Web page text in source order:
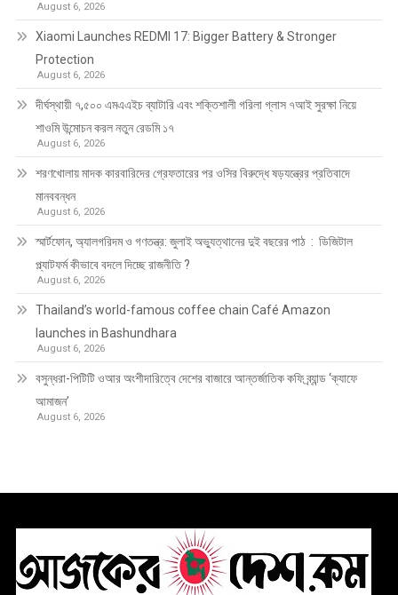
August 6, 2026
Xiaomi Launches REDMI 17: Bigger Battery & Stronger
Protection
August 6, 2026
দীর্ঘস্থায়ী ৭,৫০০ এমএএইচ ব্যাটারি এবং শক্তিশালী গরিলা গ্লাস ৭আই সুরক্ষা নিয়ে
শাওমি উন্মোচন করল নতুন রেডমি ১৭
August 6, 2026
শরণখোলায় মাদক কারবারিদের গ্রেফতারের পর ওসির বিরুদ্ধে ষড়যন্ত্রের প্রতিবাদে
মানববন্ধন
August 6, 2026
স্মার্টফোন, অ্যালগরিদম ও গণতন্ত্র: জুলাই অভ্যুত্থানের দুই বছরের পাঠ : ডিজিটাল
প্ল্যাটফর্ম কীভাবে বদলে দিচ্ছে রাজনীতি ?
August 6, 2026
Thailand’s world-famous coffee chain Café Amazon
launches in Bashundhara
August 6, 2026
বসুন্ধরা-পিটিটি ওআর অংশীদারিত্বে দেশের বাজারে আন্তর্জাতিক কফি ব্র্যান্ড ‘ক্যাফে
আমাজন’
August 6, 2026